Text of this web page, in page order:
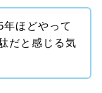
ほどやって
だと感じる気